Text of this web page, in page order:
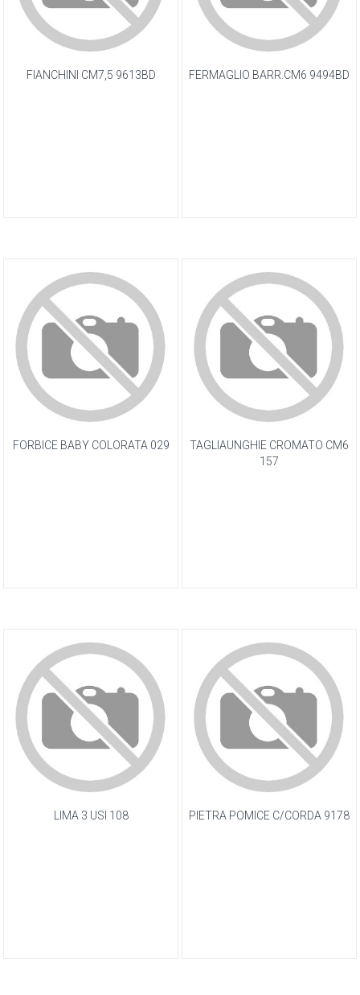
FIANCHINI CM7,5 9613BD FERMAGLIO BARR.CM6 9494BD
FORBICE BABY COLORATA 029
TAGLIAUNGHIE CROMATO CM6
157
LIMA 3 USI 108 PIETRA POMICE C/CORDA 9178